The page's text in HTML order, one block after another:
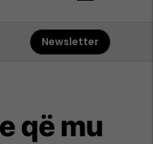
Newsletter
që mu